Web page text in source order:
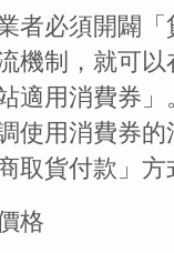
者必須開闢「
機制，就可以
適用消費券」
使用消費券
取貨付款」方
格